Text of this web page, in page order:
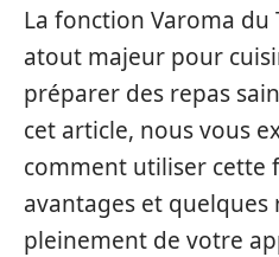
La fonction Varoma
atout majeur pour
préparer des repas
cet article, nous vous
comment utiliser cette
avantages et
pleinement de votre